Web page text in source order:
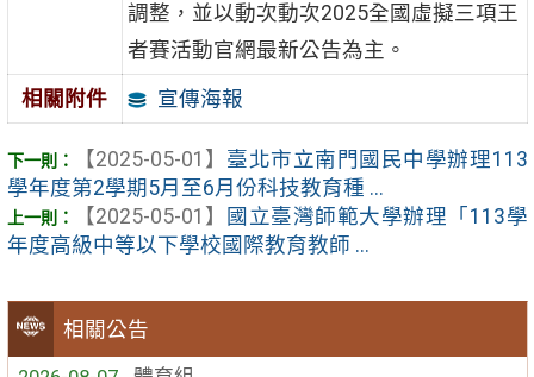
相關公告
調整，並以動次動次2025全國虛擬三項王
者賽活動官網最新公告為主。
相關附件 宣傳海報
【2025-05-01】 臺北市立南門國民中學辦理113
學年度第2學期5月至6月份科技教育種 ...
【2025-05-01】
國立臺灣師範大學辦理「113學
年度高級中等以下學校國際教育教師 ...